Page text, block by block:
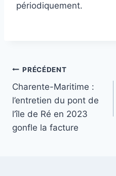
périodiquement.
Navigation
de
l’article
PRÉCÉDENT
Charente-Maritime :
l’entretien du pont de
l’île de Ré en 2023
gonfle la facture